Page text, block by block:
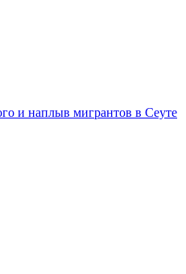
и наплыв мигрантов в Сеуте